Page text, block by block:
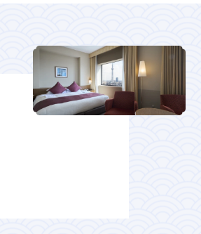
宿泊約款
オンライン宿泊予約サービス 利用規約